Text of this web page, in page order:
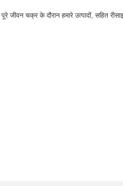
चक्र के दौरान हमारे उत्पादों, सहित